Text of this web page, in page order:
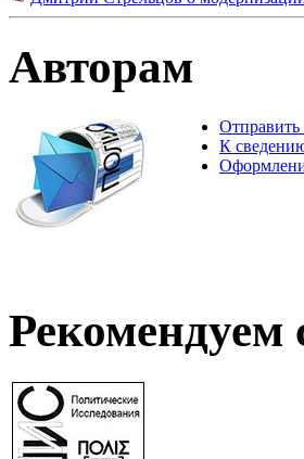
Авторам
Отправить
К
Рекомендуем